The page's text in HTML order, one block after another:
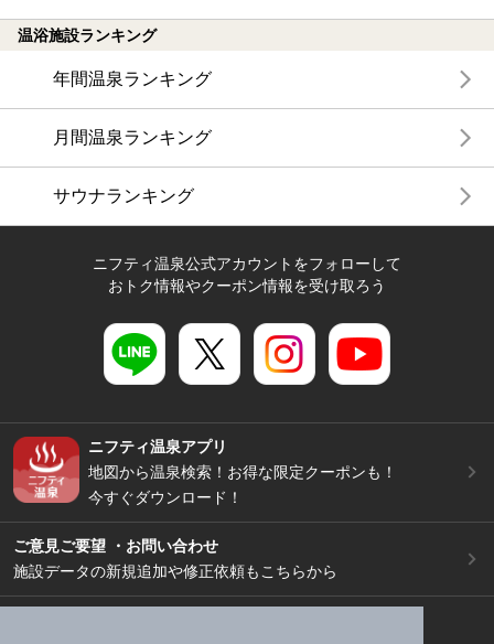
温浴施設ランキング
年間温泉ランキング
月間温泉ランキング
サウナランキング
ニフティ温泉公式アカウントをフォローして
おトク情報やクーポン情報を受け取ろう
ニフティ温泉アプリ
地図から温泉検索！お得な限定クーポンも！
今すぐダウンロード！
ご意見ご要望 ・お問い合わせ
施設データの新規追加や修正依頼もこちらから